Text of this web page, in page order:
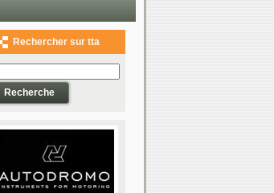
Rechercher sur tta